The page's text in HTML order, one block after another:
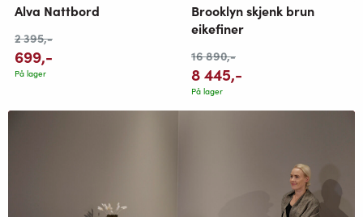
Alva Nattbord
2 395,-
699,-
På lager
Brooklyn skjenk brun
eikefiner
16 890,-
8 445,-
På lager